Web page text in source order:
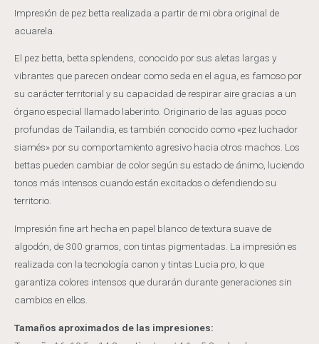
Impresión de pez betta realizada a partir de mi obra original de
acuarela.
El pez betta, betta splendens, conocido por sus aletas largas y
vibrantes que parecen ondear como seda en el agua, es famoso por
su carácter territorial y su capacidad de respirar aire gracias a un
órgano especial llamado laberinto. Originario de las aguas poco
profundas de Tailandia, es también conocido como «pez luchador
siamés» por su comportamiento agresivo hacia otros machos. Los
bettas pueden cambiar de color según su estado de ánimo, luciendo
tonos más intensos cuando están excitados o defendiendo su
territorio.
Impresión fine art hecha en papel blanco de textura suave de
algodón, de 300 gramos, con tintas pigmentadas. La impresión es
realizada con la tecnología canon y tintas Lucia pro, lo que
garantiza colores intensos que durarán durante generaciones sin
cambios en ellos.
Tamaños aproximados de las impresiones: